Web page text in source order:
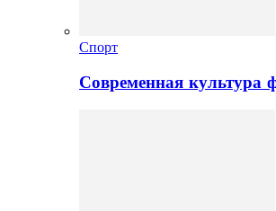
Спорт
Современная культура